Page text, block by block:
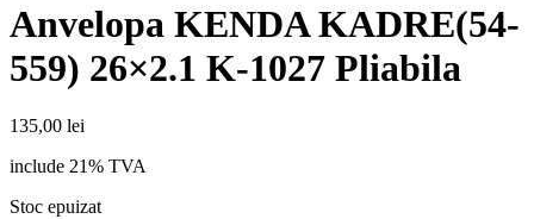
Anvelopa KENDA KADRE(54-
559) 26×2.1 K-1027 Pliabila
135,00 lei
include 21% TVA
Stoc epuizat